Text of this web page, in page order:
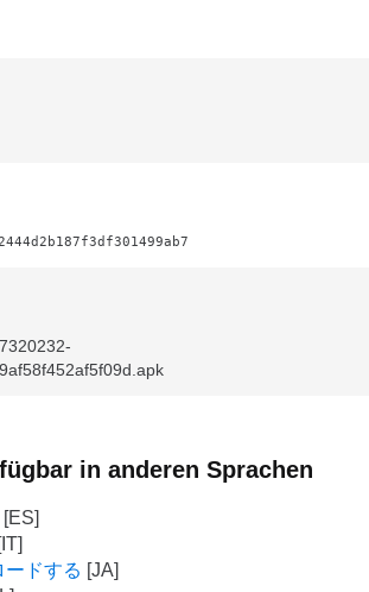
in anderen Sprachen
ードする